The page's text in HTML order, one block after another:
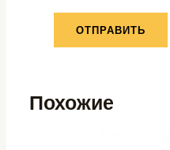
Похожие